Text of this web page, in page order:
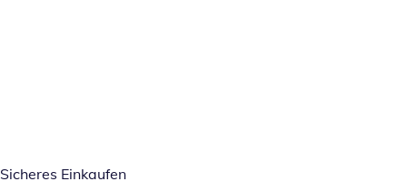
Sicheres Einkaufen